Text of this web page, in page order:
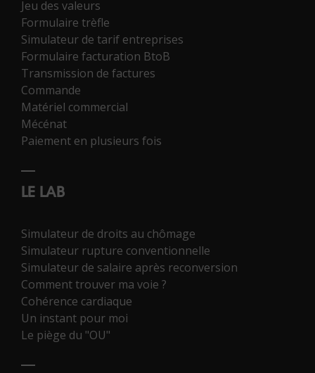
Jeu des valeurs
Formulaire trèfle
Simulateur de tarif entreprises
Formulaire facturation BtoB
Transmission de factures
Commande
Matériel commercial
Mécénat
Paiement en plusieurs fois
LE LAB
Simulateur de droits au chômage
Simulateur rupture conventionnelle
Simulateur de salaire après reconversion
Comment trouver ma voie ?
Cohérence cardiaque
Un instant pour moi
Le piège du "OU"